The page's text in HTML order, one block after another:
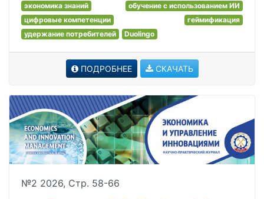
экономика знаний
обучение с использованием ИИ
цифровые компетенции
геймификация
удержание потребителей
Duolingo
ПОДРОБНЕЕ СКАЧАТЬ
№2 2026, Стр. 58-66